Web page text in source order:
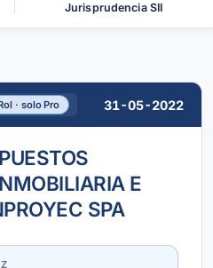
Jurisprudencia SII
· solo Pro 31-05-2022
E
SPA